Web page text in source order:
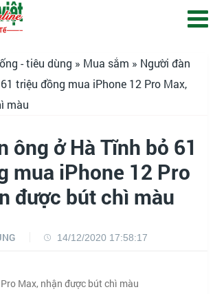
- tiêu dùng » Mua sắm » Người đàn
triệu đồng mua iPhone 12 Pro Max,
màu
ông ở Hà Tĩnh bỏ 61
mua iPhone 12 Pro
được bút chì màu
14/12/2020 17:58:17
Max, nhận được bút chì màu